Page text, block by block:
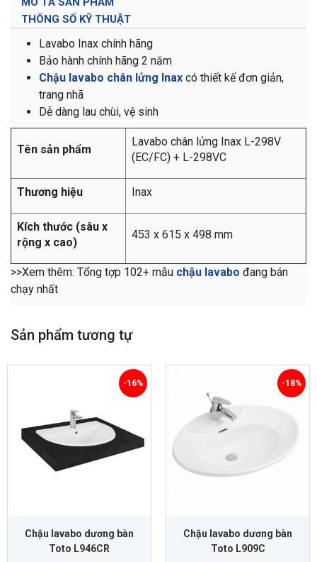
THÔNG SỐ KỸ THUẬT
Lavabo Inax chính hãng
Bảo hành chính hãng 2 năm
Chậu lavabo chân lửng Inax có thiết kế đơn giản,
trang nhã
Dễ dàng lau chùi, vệ sinh
Tên sản phẩm
Lavabo chân lửng Inax L-298V
(EC/FC) + L-298VC
Thương hiệu Inax
Kích thước (sâu x
rộng x cao)
453 x 615 x 498 mm
>>Xem thêm: Tổng tợp 102+ mẫu chậu lavabo đang bán
chạy nhất
Sản phẩm tương tự
Chậu lavabo dương bàn
Toto L946CR
-16%
Chậu lavabo dương bàn
Toto L909C
-18%